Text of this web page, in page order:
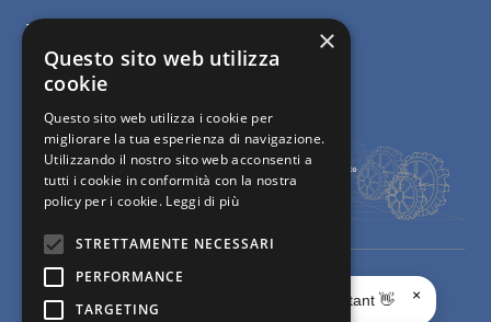
Telefono:
Mobile:+39 348 5110011
© Polimacchine Verona Italia
- Macchine usate per la
lavorazione del marmo e del granito -
Ciao, sono il tuo AI Assistant 👋 ×
×
Questo sito web utilizza
cookie
Questo sito web utilizza i cookie per
migliorare la tua esperienza di navigazione.
Utilizzando il nostro sito web acconsenti a
tutti i cookie in conformità con la nostra
policy per i cookie. Leggi di più
STRETTAMENTE NECESSARI
PERFORMANCE
TARGETING